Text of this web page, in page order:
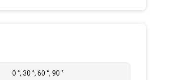
0 °, 30 °, 60 °, 90 °